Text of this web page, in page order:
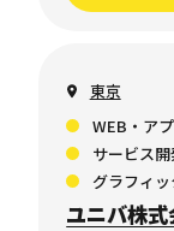
東京
WEB・ア
サービス
グラフィ
ユニバ株